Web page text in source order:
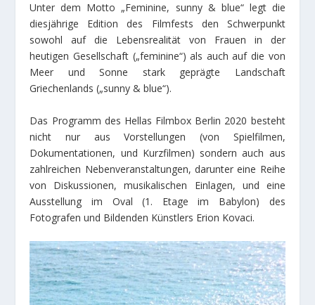
Unter dem Motto „Feminine, sunny & blue“ legt die
diesjährige Edition des Filmfests den Schwerpunkt
sowohl auf die Lebensrealität von Frauen in der
heutigen Gesellschaft („feminine“) als auch auf die von
Meer und Sonne stark geprägte Landschaft
Griechenlands („sunny & blue“).
Das Programm des Hellas Filmbox Berlin 2020 besteht
nicht nur aus Vorstellungen (von Spielfilmen,
Dokumentationen, und Kurzfilmen) sondern auch aus
zahlreichen Nebenveranstaltungen, darunter eine Reihe
von Diskussionen, musikalischen Einlagen, und eine
Ausstellung im Oval (1. Etage im Babylon) des
Fotografen und Bildenden Künstlers Erion Kovaci.